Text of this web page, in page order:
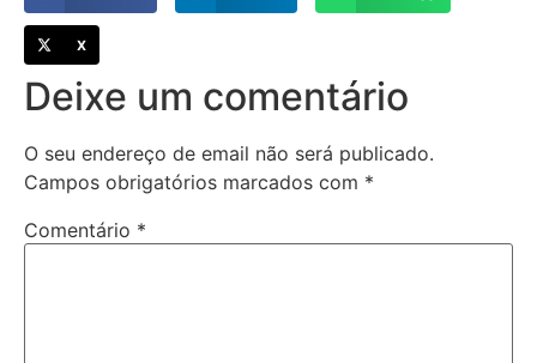
X
Deixe um comentário
O seu endereço de email não será publicado.
Campos obrigatórios marcados com *
Comentário *